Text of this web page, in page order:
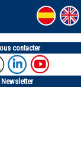
contacter
Newsletter